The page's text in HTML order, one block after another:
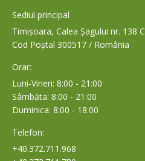
Sediul principal
Timișoara, Calea Șagului nr. 138 C
Cod Poștal 300517 / România
Orar:
Luni-Vineri: 8:00 - 21:00
Sâmbăta: 8:00 - 21:00
Duminica: 8:00 - 18:00
Telefon:
+40.372.711.968